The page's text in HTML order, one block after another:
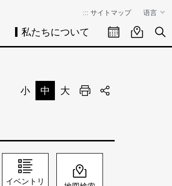
::: サイトマップ 语言
私たちについて イベントカレン
イベント
検
小 中 大 印刷
イベントリ